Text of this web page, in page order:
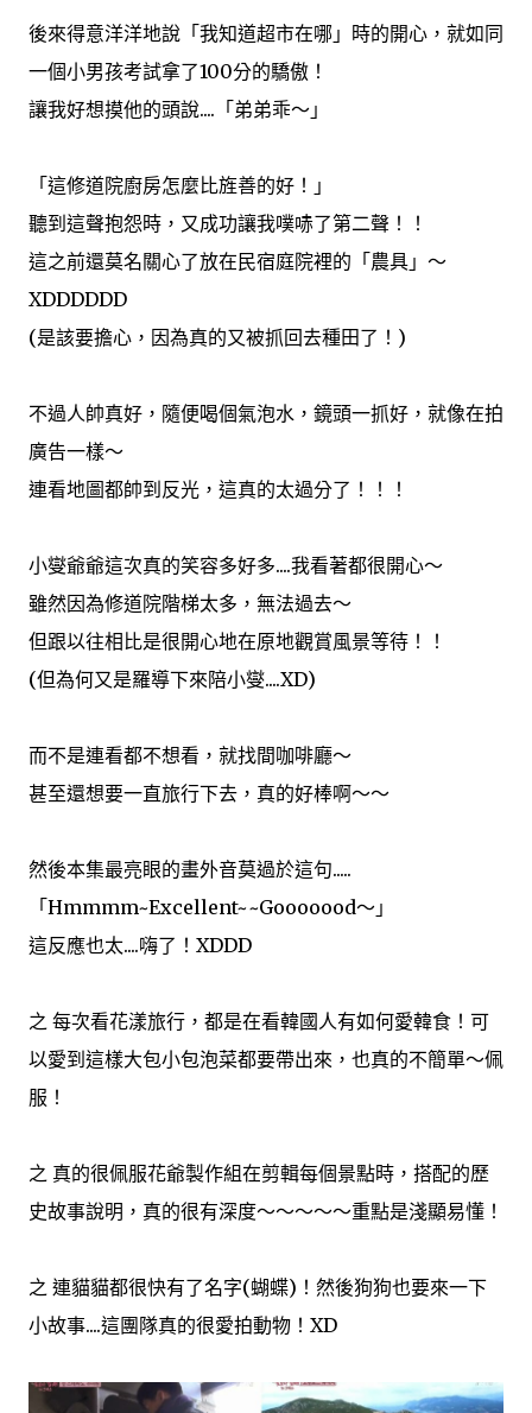
後來得意洋洋地說「我知道超市在哪」時的開心，就如同
一個小男孩考試拿了100分的驕傲！
讓我好想摸他的頭說....「弟弟乖～」
「這修道院廚房怎麼比旌善的好！」
聽到這聲抱怨時，又成功讓我噗哧了第二聲！！
這之前還莫名關心了放在民宿庭院裡的「農具」～
XDDDDDD
(是該要擔心，因為真的又被抓回去種田了！)
不過人帥真好，隨便喝個氣泡水，鏡頭一抓好，就像在拍
廣告一樣～
連看地圖都帥到反光，這真的太過分了！！！
小燮爺爺這次真的笑容多好多....我看著都很開心～
雖然因為修道院階梯太多，無法過去～
但跟以往相比是很開心地在原地觀賞風景等待！！
(但為何又是羅導下來陪小燮....XD)
而不是連看都不想看，就找間咖啡廳～
甚至還想要一直旅行下去，真的好棒啊～～
然後本集最亮眼的畫外音莫過於這句.....
「Hmmmm~Excellent~~Gooooood～」
這反應也太....嗨了！XDDD
之 每次看花漾旅行，都是在看韓國人有如何愛韓食！可
以愛到這樣大包小包泡菜都要帶出來，也真的不簡單～佩
服！
之 真的很佩服花爺製作組在剪輯每個景點時，搭配的歷
史故事說明，真的很有深度～～～～～重點是淺顯易懂！
之 連貓貓都很快有了名字(蝴蝶)！然後狗狗也要來一下
小故事....這團隊真的很愛拍動物！XD